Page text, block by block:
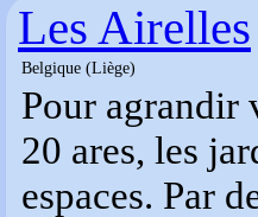
Les Airelles
Belgique (Liège)
Pour agrandir
20 ares, les
espaces. Par